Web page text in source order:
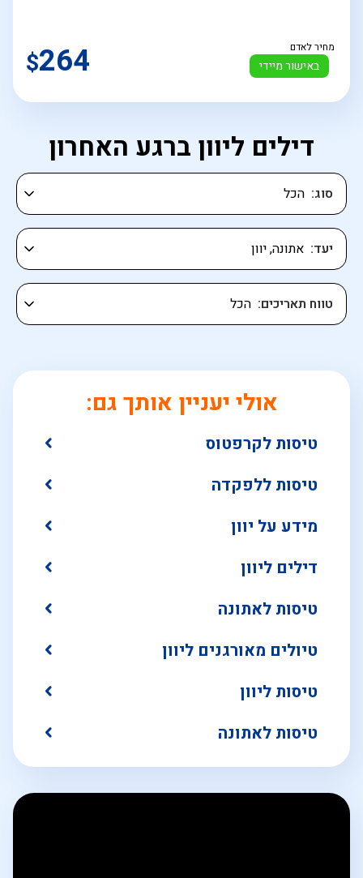
באישור מיידי
מחיר לאדם $264
דילים ליוון ברגע האחרון
יעד
סוג
טווח תאריכים
אולי יעניין אותך גם:
טיסות לקרפטוס
טיסות ללפקדה
מידע על יוון
דילים ליוון
טיסות לאתונה
טיולים מאורגנים ליוון
טיסות ליוון
טיסות לאתונה